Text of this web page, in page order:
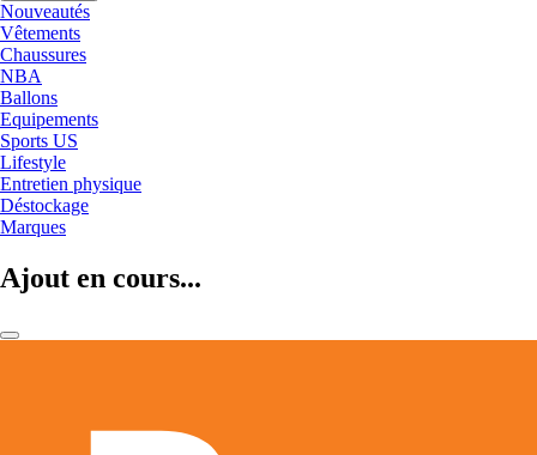
Nouveautés
Vêtements
Chaussures
NBA
Ballons
Equipements
Sports US
Lifestyle
Entretien physique
Déstockage
Marques
Ajout en cours...